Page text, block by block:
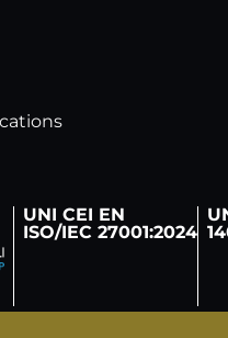
UNI CEI EN
ISO/IEC 27001:2024